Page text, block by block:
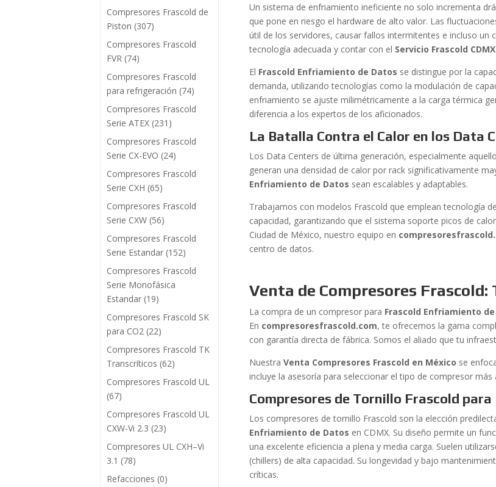
Un sistema de enfriamiento ineficiente no solo incrementa
que pone en riesgo el hardware de alto valor. Las
útil de los servidores, causar fallos intermitentes e incluso un
tecnología adecuada y contar con el Servicio Frascold CDMX
El Frascold Enfriamiento de Datos se distingue por la
demanda, utilizando tecnologías como la modulación de
enfriamiento se ajuste milimétricamente a la carga térmica
diferencia a los expertos de los aficionados.
La Batalla Contra el Calor en los Data
Los Data Centers de última generación, especialmente
generan una densidad de calor por rack significativamente
Enfriamiento de Datos sean escalables y adaptables.
Trabajamos con modelos Frascold que emplean tecnología
capacidad, garantizando que el sistema soporte picos de
Ciudad de México, nuestro equipo en
centro de datos.
Venta de Compresores
La compra de un compresor para Frascold Enfriamiento
En compresoresfrascold.com, te ofrecemos la gama
con garantía directa de fábrica. Somos el aliado que tu
NuestraVenta Compresores Frascold en México se
incluye la asesoría para seleccionar el tipo de compresor más
Compresores de Tornillo Frascold
Los compresores de tornillo Frascold son la elección
Enfriamiento de Datos en CDMX. Su diseño permite un
una excelente eficiencia a plena y media carga. Suelen
(chillers) de alta capacidad. Su longevidad y bajo
críticas.
Compresores Frascold de
Piston (307)
Compresores Frascold
FVR (74)
Compresores Frascold
para refrigeración (74)
Compresores Frascold
Serie ATEX (231)
Compresores Frascold
Serie CX-EVO (24)
Compresores Frascold
Serie CXH (65)
Compresores Frascold
Serie CXW (56)
Compresores Frascold
Serie Estandar (152)
Compresores Frascold
Serie Monofásica
Estandar (19)
Compresores Frascold SK
para CO2 (22)
Compresores Frascold TK
Transcríticos (62)
Compresores Frascold UL
(67)
Compresores Frascold UL
CXW-Vi 2.3 (23)
Compresores UL CXH–Vi
3.1 (78)
Refacciones (0)